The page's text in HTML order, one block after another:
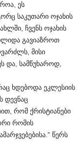
ეს
საკუთარი ოჯახის
ჩვენს ოჯახის
და გავიაზროთ
მისი
და სამწუხაროდ
ხდებოდა ეკლესიის
დევნაც
რომ ქრისტიანები
რომის
.” წერს